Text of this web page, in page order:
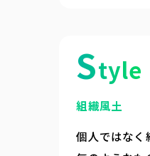
Style
組織風土
個人ではなく